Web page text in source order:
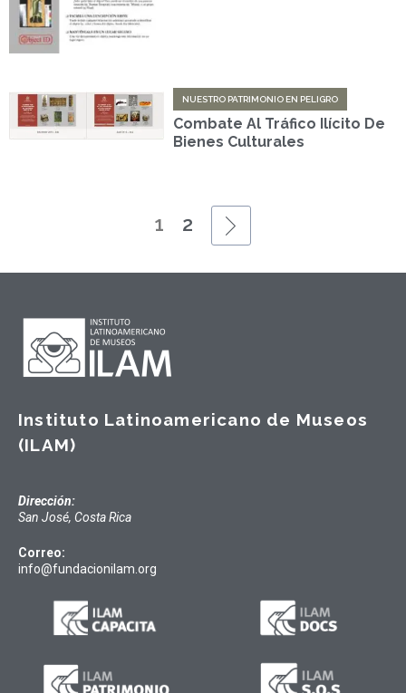
NUESTRO PATRIMONIO EN PELIGRO
Combate Al Tráfico Ilícito De
Bienes Culturales
1 2
Instituto Latinoamericano de Museos
(ILAM)
Dirección:
San José, Costa Rica
Correo:
info@fundacionilam.org